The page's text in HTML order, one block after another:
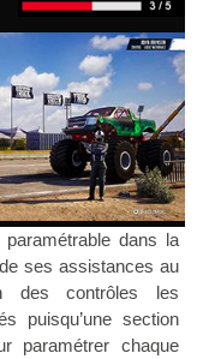
dans la
ses assistances au
des contrôles les
puisqu’une section
paramétrer chaque